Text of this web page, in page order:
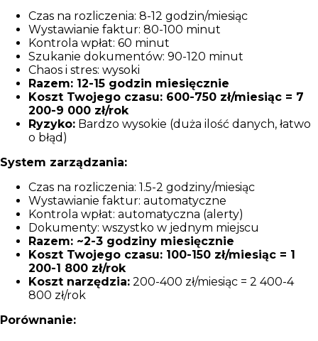
Czas na rozliczenia: 8-12 godzin/miesiąc
Wystawianie faktur: 80-100 minut
Kontrola wpłat: 60 minut
Szukanie dokumentów: 90-120 minut
Chaos i stres: wysoki
Razem: 12-15 godzin miesięcznie
Koszt Twojego czasu: 600-750 zł/miesiąc = 7
200-9 000 zł/rok
Ryzyko: Bardzo wysokie (duża ilość danych, łatwo
o błąd)
System zarządzania:
Czas na rozliczenia: 1.5-2 godziny/miesiąc
Wystawianie faktur: automatyczne
Kontrola wpłat: automatyczna (alerty)
Dokumenty: wszystko w jednym miejscu
Razem: ~2-3 godziny miesięcznie
Koszt Twojego czasu: 100-150 zł/miesiąc = 1
200-1 800 zł/rok
Koszt narzędzia: 200-400 zł/miesiąc = 2 400-4
800 zł/rok
Porównanie: